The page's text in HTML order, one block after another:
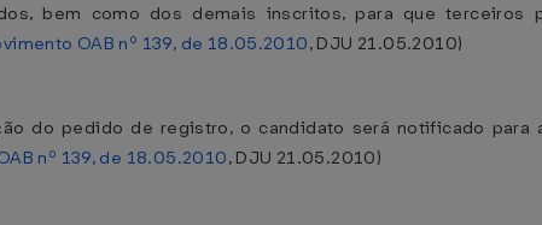
bem como dos demais inscritos, para que terceiros
OAB nº 139, de 18.05.2010, DJU 21.05.2010)
do pedido de registro, o candidato será notificado para
nº 139, de 18.05.2010, DJU 21.05.2010)